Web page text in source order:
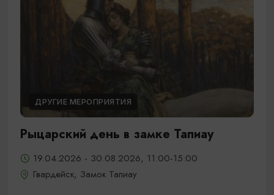
ДРУГИЕ МЕРОПРИЯТИЯ
Рыцарский день в замке Тапиау
19.04.2026 - 30.08.2026, 11:00-15:00
Гвардейск, Замок Тапиау